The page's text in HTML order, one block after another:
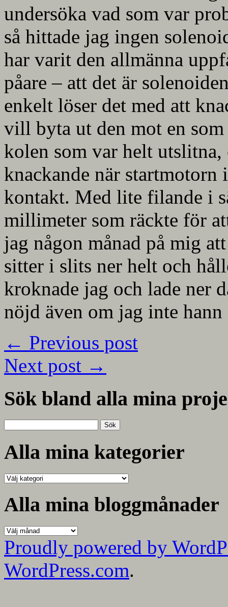
undersöka vad som var
så hittade jag ingen
har varit den allmänna
påare – att det är
enkelt löser det med att
vill byta ut den mot en
kolen som var helt
knackande när
kontakt. Med lite filande i
millimeter som räckte för
jag någon månad på mig
sitter i slits ner helt och
kroknade jag och lade ner
nöjd även om jag inte
← Previous post
Next post →
Sök bland alla mina
efter:
Alla mina kategorier
Alla
kategorier
Alla mina bloggmånader
Alla
mina
bloggmånader
Proudly powered by
WordPress.com.